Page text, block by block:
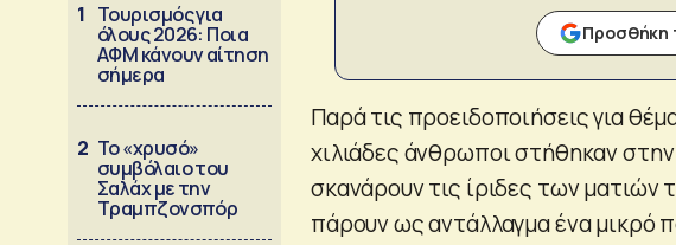
1 Τουρισμός για
όλους 2026: Ποια
ΑΦΜ κάνουν αίτηση
σήμερα
2 Το «χρυσό»
συμβόλαιο του
Σαλάχ με την
Τραμπζονσπόρ
Προσθήκη
Παρά τις προειδοποιήσεις για
χιλιάδες άνθρωποι στήθηκαν
σκανάρουν τις ίριδες των ματιών
πάρουν ως αντάλλαγμα ένα μικρό